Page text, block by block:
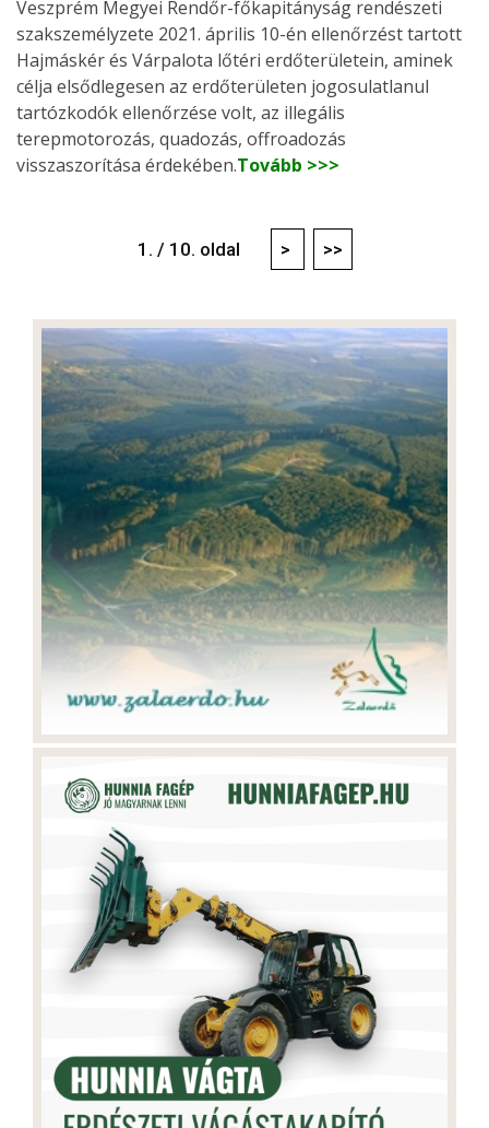
Veszprém Megyei Rendőr-főkapitányság rendészeti
szakszemélyzete 2021. április 10-én ellenőrzést tartott
Hajmáskér és Várpalota lőtéri erdőterületein, aminek
célja elsődlegesen az erdőterületen jogosulatlanul
tartózkodók ellenőrzése volt, az illegális
terepmotorozás, quadozás, offroadozás
visszaszorítása érdekében.Tovább >>>
1. / 10. oldal > >>